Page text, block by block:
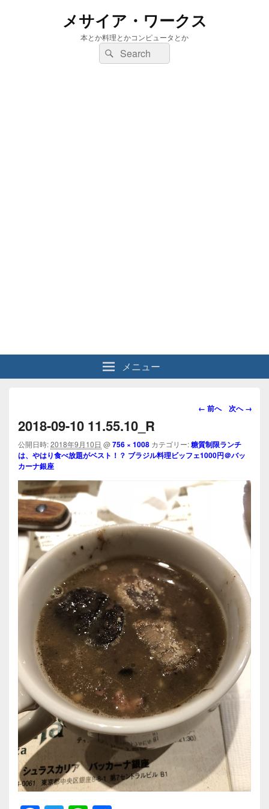
メサイア・ワークス
本とか料理とかコンピュータとか
検
索:
検
索
メニュー
画
ビ
ゲ
シ
← 前へ 次へ →
2018-09-10 11.55.10_R
公開日時:2018年9月10日 @756 × 1008 カテゴリー:糖質制限ランチ
は、やはり食べ放題がベスト！？ ブラジル料理ビッフェ1000円＠バッ
カーナ銀座